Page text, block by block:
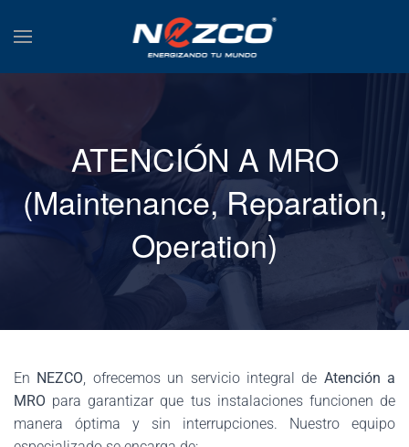
ATENCIÓN A MRO
(Maintenance, Reparation,
Operation)
En NEZCO, ofrecemos un servicio integral de Atención a
MRO para garantizar que tus instalaciones funcionen de
manera óptima y sin interrupciones. Nuestro equipo